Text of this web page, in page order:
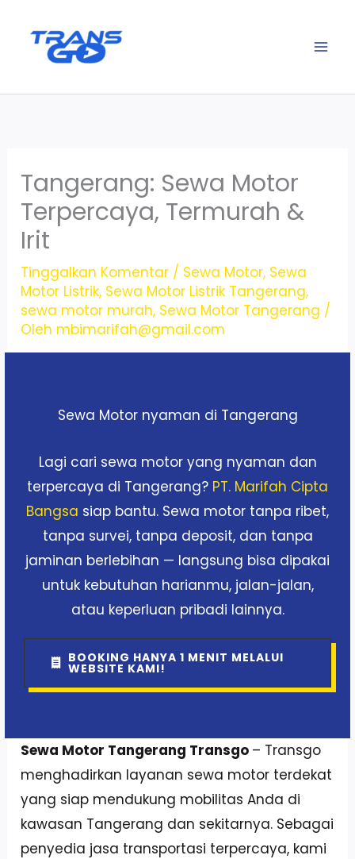
Tangerang: Sewa Motor
Terpercaya, Termurah &
Irit
Tinggalkan Komentar / Sewa Motor, Sewa
Motor Listrik, Sewa Motor Listrik Tangerang,
sewa motor murah, Sewa Motor Tangerang /
Oleh mbimarifah@gmail.com
Sewa Motor nyaman di Tangerang
Lagi cari sewa motor yang nyaman dan
terpercaya di Tangerang? PT. Marifah Cipta
Bangsa siap bantu. Sewa motor tanpa ribet,
tanpa survei, tanpa deposit, dan tanpa
jaminan berlebihan — langsung bisa dipakai
untuk kebutuhan harianmu, jalan-jalan,
atau keperluan pribadi lainnya.
BOOKING HANYA 1 MENIT MELALUI
WEBSITE KAMI!
Sewa Motor Tangerang Transgo – Transgo
menghadirkan layanan sewa motor terdekat
yang siap mendukung mobilitas Anda di
kawasan Tangerang dan sekitarnya. Sebagai
penyedia jasa transportasi terpercaya, kami